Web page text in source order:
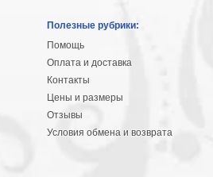
Полезные рубрики:
Помощь
Оплата и доставка
Контакты
Цены и размеры
Отзывы
Условия обмена и возврата